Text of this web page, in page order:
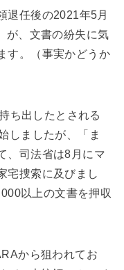
退任後の2021年5月
が、文書の紛失に気
す。（事実かどうか
ち出したとされる
しましたが、「ま
、司法省は8月にマ
宅捜索に及びまし
以上の文書を押収
から狙われてお